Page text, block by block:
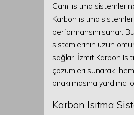
Cami ısıtma
Karbon ısıtma
performansını sunar.
sistemlerinin uzun
sağlar. İzmit Karbon
çözümleri sunarak,
bırakılmasına
Karbon Isıtma